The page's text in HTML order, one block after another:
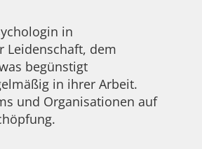
in
Leidenschaft, dem
begünstigt
in ihrer Arbeit.
und Organisationen auf